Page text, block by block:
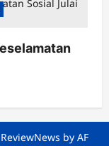
ReviewNews by AF